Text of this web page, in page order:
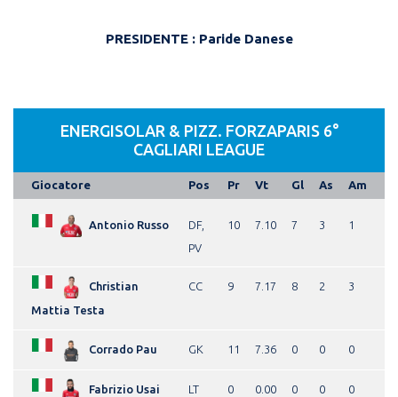
PRESIDENTE : Paride Danese
ENERGISOLAR & PIZZ. FORZAPARIS 6°
CAGLIARI LEAGUE
Giocatore Pos Pr Vt Gl As Am
Antonio Russo
DF,
PV
10 7.10 7 3 1
Christian
Mattia Testa
CC 9 7.17 8 2 3
Corrado Pau GK 11 7.36 0 0 0
Fabrizio Usai LT 0 0.00 0 0 0